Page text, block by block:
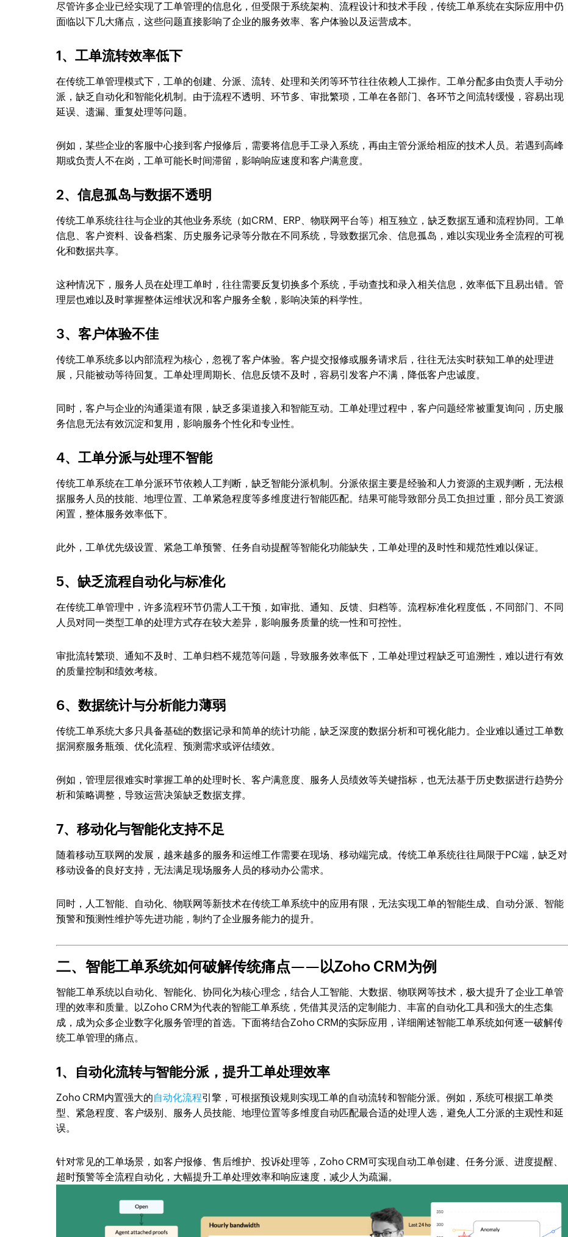
尽管许多企业已经实现了工单管理的信息化，但受限于系统架构、流程设计和技术手段，传统工单系统在实际应用中仍
面临以下几大痛点，这些问题直接影响了企业的服务效率、客户体验以及运营成本。
1、工单流转效率低下
在传统工单管理模式下，工单的创建、分派、流转、处理和关闭等环节往往依赖人工操作。工单分配多由负责人手动分
派，缺乏自动化和智能化机制。由于流程不透明、环节多、审批繁琐，工单在各部门、各环节之间流转缓慢，容易出现
延误、遗漏、重复处理等问题。
例如，某些企业的客服中心接到客户报修后，需要将信息手工录入系统，再由主管分派给相应的技术人员。若遇到高峰
期或负责人不在岗，工单可能长时间滞留，影响响应速度和客户满意度。
2、信息孤岛与数据不透明
传统工单系统往往与企业的其他业务系统（如CRM、ERP、物联网平台等）相互独立，缺乏数据互通和流程协同。工单
信息、客户资料、设备档案、历史服务记录等分散在不同系统，导致数据冗余、信息孤岛，难以实现业务全流程的可视
化和数据共享。
这种情况下，服务人员在处理工单时，往往需要反复切换多个系统，手动查找和录入相关信息，效率低下且易出错。管
理层也难以及时掌握整体运维状况和客户服务全貌，影响决策的科学性。
3、客户体验不佳
传统工单系统多以内部流程为核心，忽视了客户体验。客户提交报修或服务请求后，往往无法实时获知工单的处理进
展，只能被动等待回复。工单处理周期长、信息反馈不及时，容易引发客户不满，降低客户忠诚度。
同时，客户与企业的沟通渠道有限，缺乏多渠道接入和智能互动。工单处理过程中，客户问题经常被重复询问，历史服
务信息无法有效沉淀和复用，影响服务个性化和专业性。
4、工单分派与处理不智能
传统工单系统在工单分派环节依赖人工判断，缺乏智能分派机制。分派依据主要是经验和人力资源的主观判断，无法根
据服务人员的技能、地理位置、工单紧急程度等多维度进行智能匹配。结果可能导致部分员工负担过重，部分员工资源
闲置，整体服务效率低下。
此外，工单优先级设置、紧急工单预警、任务自动提醒等智能化功能缺失，工单处理的及时性和规范性难以保证。
5、缺乏流程自动化与标准化
在传统工单管理中，许多流程环节仍需人工干预，如审批、通知、反馈、归档等。流程标准化程度低，不同部门、不同
人员对同一类型工单的处理方式存在较大差异，影响服务质量的统一性和可控性。
审批流转繁琐、通知不及时、工单归档不规范等问题，导致服务效率低下，工单处理过程缺乏可追溯性，难以进行有效
的质量控制和绩效考核。
6、数据统计与分析能力薄弱
传统工单系统大多只具备基础的数据记录和简单的统计功能，缺乏深度的数据分析和可视化能力。企业难以通过工单数
据洞察服务瓶颈、优化流程、预测需求或评估绩效。
例如，管理层很难实时掌握工单的处理时长、客户满意度、服务人员绩效等关键指标，也无法基于历史数据进行趋势分
析和策略调整，导致运营决策缺乏数据支撑。
7、移动化与智能化支持不足
随着移动互联网的发展，越来越多的服务和运维工作需要在现场、移动端完成。传统工单系统往往局限于PC端，缺乏对
移动设备的良好支持，无法满足现场服务人员的移动办公需求。
同时，人工智能、自动化、物联网等新技术在传统工单系统中的应用有限，无法实现工单的智能生成、自动分派、智能
预警和预测性维护等先进功能，制约了企业服务能力的提升。
二、智能工单系统如何破解传统痛点——以Zoho CRM为例
智能工单系统以自动化、智能化、协同化为核心理念，结合人工智能、大数据、物联网等技术，极大提升了企业工单管
理的效率和质量。以Zoho CRM为代表的智能工单系统，凭借其灵活的定制能力、丰富的自动化工具和强大的生态集
成，成为众多企业数字化服务管理的首选。下面将结合Zoho CRM的实际应用，详细阐述智能工单系统如何逐一破解传
统工单管理的痛点。
1、自动化流转与智能分派，提升工单处理效率
Zoho CRM内置强大的自动化流程引擎，可根据预设规则实现工单的自动流转和智能分派。例如，系统可根据工单类
型、紧急程度、客户级别、服务人员技能、地理位置等多维度自动匹配最合适的处理人选，避免人工分派的主观性和延
误。
针对常见的工单场景，如客户报修、售后维护、投诉处理等，Zoho CRM可实现自动工单创建、任务分派、进度提醒、
超时预警等全流程自动化，大幅提升工单处理效率和响应速度，减少人为疏漏。